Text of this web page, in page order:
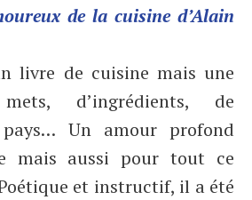
de la cuisine d’Alain
livre de cuisine mais une
d’ingrédients, de
pays… Un amour profond
mais aussi pour tout ce
et instructif, il a été